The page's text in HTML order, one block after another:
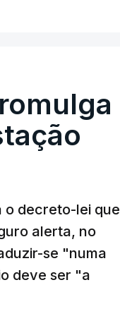
o decreto-lei que
alerta, no
se "numa
deve ser "a